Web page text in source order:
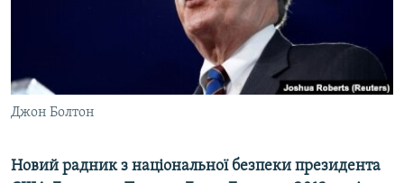
УКРАЇНСЬКА ПРОБЛЕМА КРИМУ
ІНФОГРАФІКА
ДОЛУЧАЙСЯ!
Джон Болтон
Новий радник з національної безпеки президента